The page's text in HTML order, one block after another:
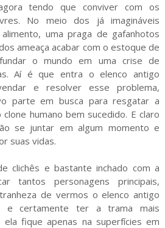
tendo que conviver com os
No meio dos já imagináveis
uma praga de gafanhotos
ameaça acabar com o estoque de
o mundo em uma crise de
Aí é que entra o elenco antigo
e resolver esse problema,
parte em busca para resgatar a
humano bem sucedido. E claro
se juntar em algum momento e
suas vidas.
clichês e bastante inchado com a
tantos personagens principais,
de vermos o elenco antigo
e certamente ter a trama mais
fique apenas na superfícies em